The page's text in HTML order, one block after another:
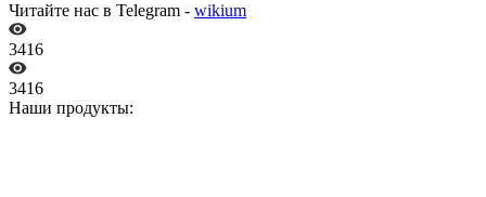
Читайте нас в Telegram - wikium
3416
3416
Наши продукты: